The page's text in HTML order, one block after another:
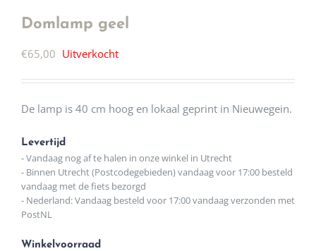
Domlamp geel
€65,00 Uitverkocht
De lamp is 40 cm hoog en lokaal geprint in Nieuwegein.
Levertijd
- Vandaag nog af te halen in onze winkel in Utrecht
- Binnen Utrecht (Postcodegebieden) vandaag voor 17:00 besteld
vandaag met de fiets bezorgd
- Nederland: Vandaag besteld voor 17:00 vandaag verzonden met
PostNL
Winkelvoorraad